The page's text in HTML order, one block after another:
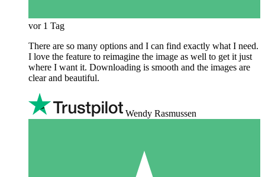
vor 1 Tag
There are so many options and I can find exactly what I need.
I love the feature to reimagine the image as well to get it just
where I want it. Downloading is smooth and the images are
clear and beautiful.
Wendy Rasmussen